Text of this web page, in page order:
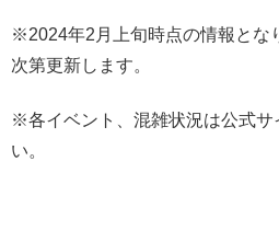
※2024年2月上旬時点の情報とな
次第更新します。
※各イベント、混雑状況は公式サ
い。